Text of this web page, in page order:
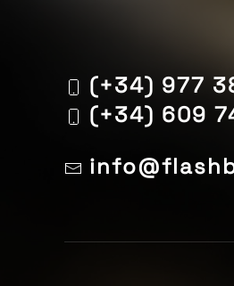
(+34) 977
(+34) 609